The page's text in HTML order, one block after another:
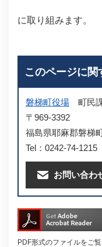
に取り組みます。
このページに
磐梯町役場 町民
〒969-3392
福島県耶麻郡磐梯
Tel：0242-74-1215
お問い合わ
PDF形式のファイルをご